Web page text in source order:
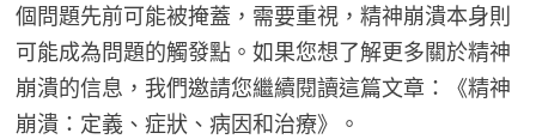
個問題先前可能被掩蓋，需要重視，精神崩潰本身則
可能成為問題的觸發點。如果您想了解更多關於精神
崩潰的信息，我們邀請您繼續閱讀這篇文章：《精神
崩潰：定義、症狀、病因和治療》。